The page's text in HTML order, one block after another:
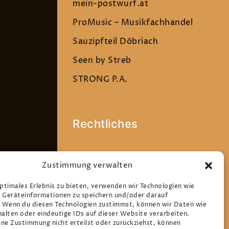
Zustimmung verwalten
Erlebnis zu bieten, verwenden wir Technologien wie
Geräteinformationen zu speichern und/oder darauf
du diesen Technologien zustimmst, können wir Daten wie
oder eindeutige IDs auf dieser Website verarbeiten.
Zustimmung nicht erteilst oder zurückziehst, können
mein-postwurf.at
ProMusic – Musikfachhandel
Sauzipfteil Döbriach
Seen by Streb
STRONG P.A.
Rechtliches
Cookie-Richtlinie (EU)